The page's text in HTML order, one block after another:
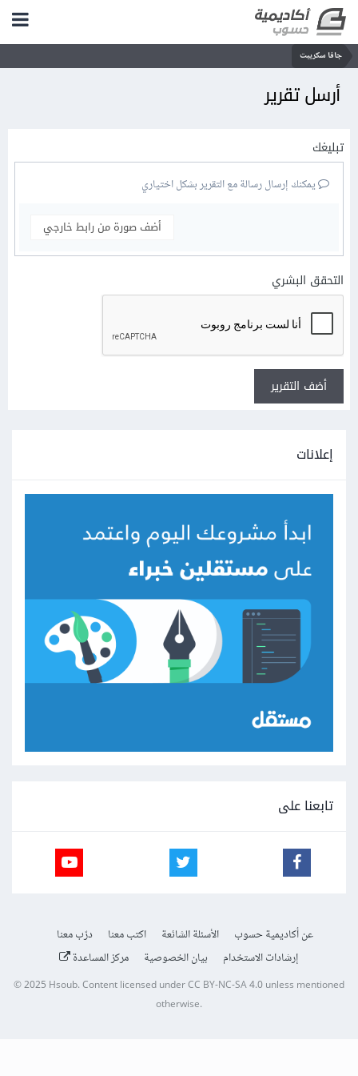
جافا سكريبت
أرسل تقرير
تبليغك
يمكنك إرسال رسالة مع التقرير بشكل اختياري
أضف صورة من رابط خارجي
التحقق البشري
أضف التقرير
إعلانات
تابعنا على
عن أكاديمية حسوب الأسئلة الشائعة اكتب معنا
درّب معنا
إرشادات الاستخدام
بيان الخصوصية مركز المساعدة
© 2025 Hsoub.Content licensed underCC BY-NC-SA 4.0unless mentioned
otherwise.